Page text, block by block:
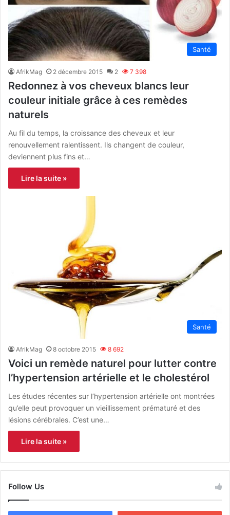
Santé
AfrikMag 2 décembre 2015 2 7 398
Redonnez à vos cheveux blancs leur
couleur initiale grâce à ces remèdes
naturels
Au fil du temps, la croissance des cheveux et leur
renouvellement ralentissent. Ils changent de couleur,
deviennent plus fins et…
Lire la suite »
Santé
AfrikMag 8 octobre 2015 8 692
Voici un remède naturel pour lutter contre
l’hypertension artérielle et le cholestérol
Les études récentes sur l’hypertension artérielle ont montrées
qu’elle peut provoquer un vieillissement prématuré et des
lésions cérébrales. C’est une…
Lire la suite »
Follow Us